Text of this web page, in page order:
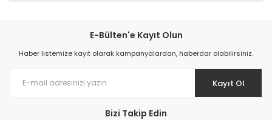
E-Bülten'e Kayıt Olun
Haber listemize kayıt olarak kampanyalardan, haberdar olabilirsiniz.
Kayıt Ol
Bizi Takip Edin